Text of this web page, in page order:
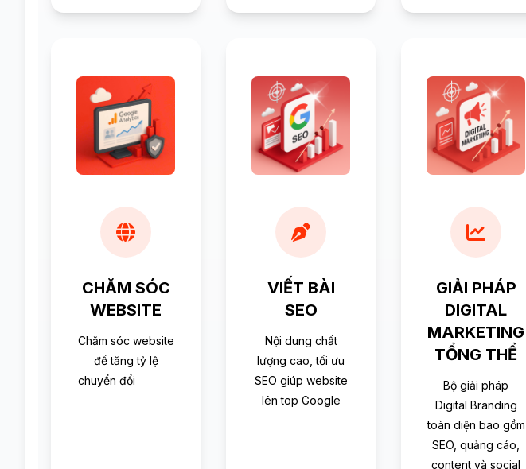
CHĂM SÓC
WEBSITE
Chăm sóc website
để tăng tỷ lệ
chuyển đổi
VIẾT BÀI
SEO
Nội dung chất
lượng cao, tối ưu
SEO giúp website
lên top Google
GIẢI PHÁP
DIGITAL
MARKETING
TỔNG THỂ
Bộ giải pháp
Digital Branding
toàn diện bao gồm
SEO, quảng cáo,
content và social